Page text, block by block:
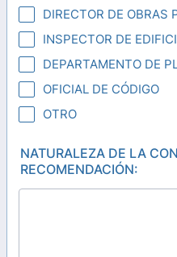
DIRECTOR DE OBRAS
INSPECTOR DE
DEPARTAMENTO DE
OFICIAL DE CÓDIGO
OTRO
NATURALEZA DE LA
RECOMENDACIÓN: